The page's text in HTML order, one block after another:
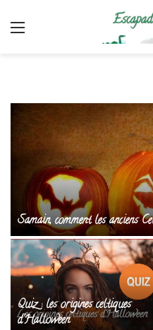
Menu
Samain, comment les anciens
Quiz : les origines celtiques
d’Halloween